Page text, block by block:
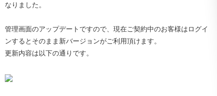
なりました。
管理画面のアップデートですので、現在ご契約中のお客様はログイ
ンするとそのまま新バージョンがご利用頂けます。
更新内容は以下の通りです。